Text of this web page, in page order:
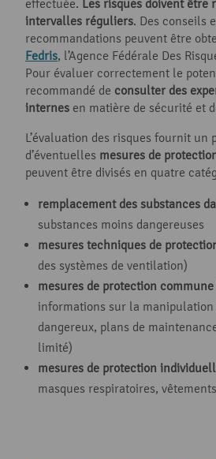
effectuée. Les risques doivent être
intervalles réguliers. Des conseils
recommandations peuvent être
Fedris, l’Agence Fédérale Des
Pour évaluer correctement le
recommandé de consulter des
internes en matière de sécurité et
L’évaluation des risques fournit un
d’éventuelles mesures de
peuvent être divisés en quatre
remplacement des substances
substances moins dangereuses
mesures techniques de
des systèmes de ventilation)
mesures de protection commune
informations sur la manipulation
dangereux, plans de
limité)
mesures de protection
masques respiratoires,